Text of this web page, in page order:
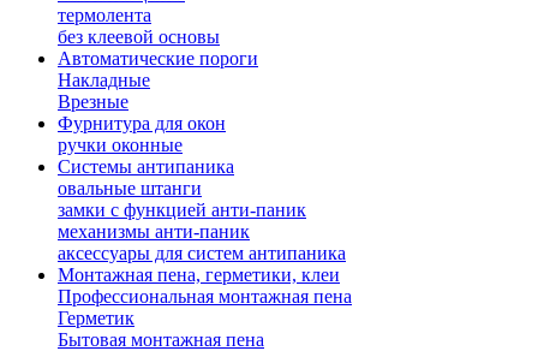
термолента
без клеевой основы
Автоматические пороги
Накладные
Врезные
Фурнитура для окон
ручки оконные
Системы антипаника
овальные штанги
замки с функцией анти-паник
механизмы анти-паник
аксессуары для систем антипаника
Монтажная пена, герметики, клеи
Профессиональная монтажная пена
Герметик
Бытовая монтажная пена